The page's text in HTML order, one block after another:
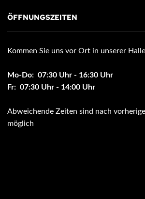
ÖFFNUNGSZEITEN
Kommen Sie uns vor Ort in unserer
Mo-Do: 07:30 Uhr - 16:30 Uhr
Fr: 07:30 Uhr - 14:00 Uhr
Abweichende Zeiten sind nach
möglich